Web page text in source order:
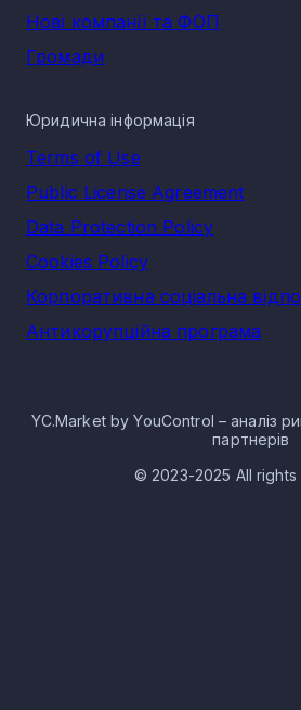
Нові компанії та ФОП
Громади
Юридична інформація
Terms of Use
Public License Agreement
Data Protection Policy
Cookies Policy
Корпоративна соціальна
Антикорупційна програма
YC.Market by YouControl – аналіз
партнерів
© 2023-2025 All